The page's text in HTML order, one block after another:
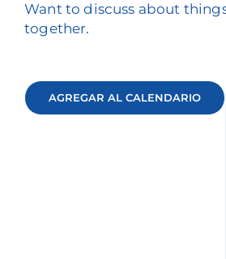
Want to discuss about
together.
AGREGAR AL CALENDARIO